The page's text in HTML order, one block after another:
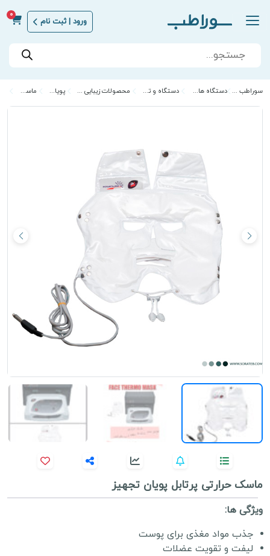
ورود | ثبت نام
0
Products
search
سوراطب | Sora Teb دستگاه های زیبایی خانگی دستگاه و تجهیزات زیبایی محصولات زیبایی و مراقبت از پوست پویان تجهیز ماسک صورت
ماسک حرارتی پرتابل پویان تجهیز
ویژگی ها:
جذب مواد مغذی برای پوست
لیفت و تقویت عضلات